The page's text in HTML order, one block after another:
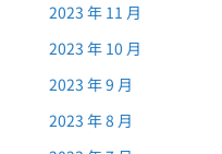
2023 年 11 月
2023 年 10 月
2023 年 9 月
2023 年 8 月